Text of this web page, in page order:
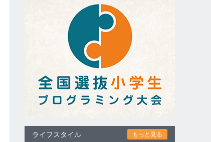
ライフスタイル もっと見る